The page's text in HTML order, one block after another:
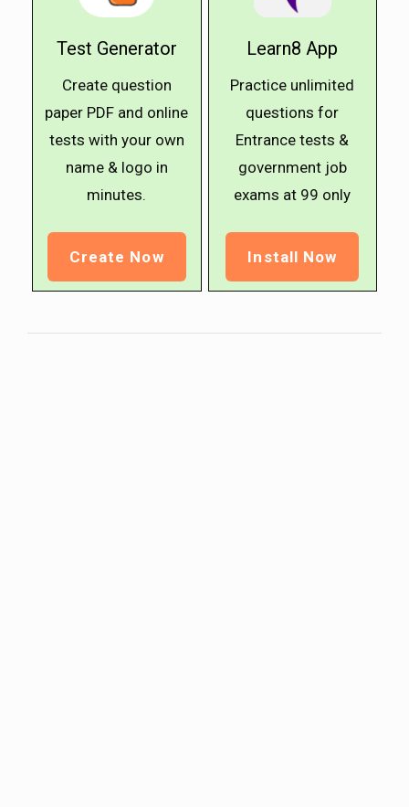
Test Generator
Create question
paper PDF and online
tests with your own
name & logo in
minutes.
Create Now
Learn8 App
Practice unlimited
questions for
Entrance tests &
government job
exams at ₹99 only
Install Now